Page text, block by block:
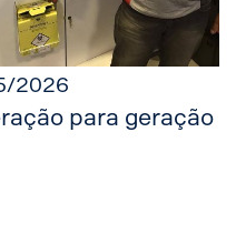
2026
para geração